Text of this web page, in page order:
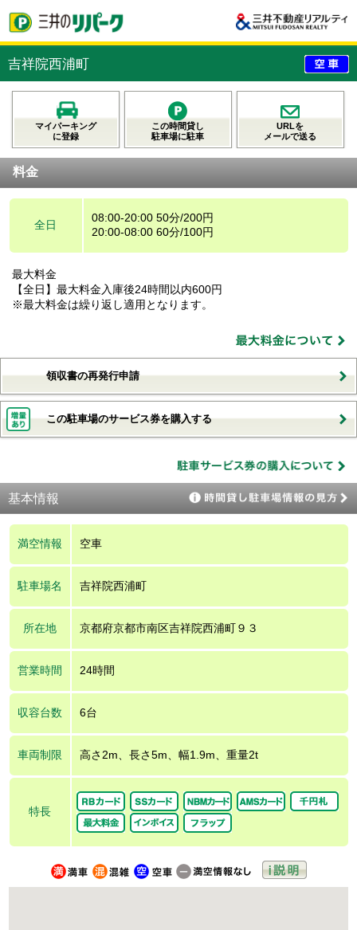
吉祥院西浦町
マイパーキング
に登録
この時間貸し
駐車場に駐車
URLを
メールで送る
料金
全日
08:00-20:00 50分/200円
20:00-08:00 60分/100円
最大料金
【全日】最大料金入庫後24時間以内600円
※最大料金は繰り返し適用となります。
領収書の再発行申請
この駐車場のサービス券を購入する
基本情報
満空情報 空車
駐車場名 吉祥院西浦町
所在地 京都府京都市南区吉祥院西浦町９３
営業時間 24時間
収容台数 6台
車両制限 高さ2m、長さ5m、幅1.9m、重量2t
特長